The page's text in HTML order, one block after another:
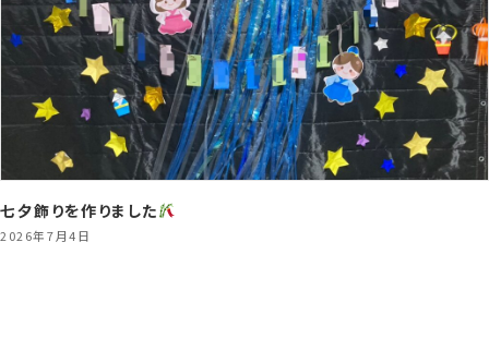
七夕飾りを作りました
2026年7月4日